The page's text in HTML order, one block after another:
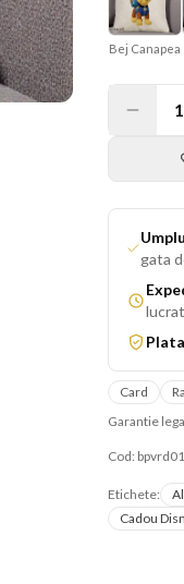
Bej Canapea
1
gata
Card
Garantie
Cod:
Etichete:
Cadou